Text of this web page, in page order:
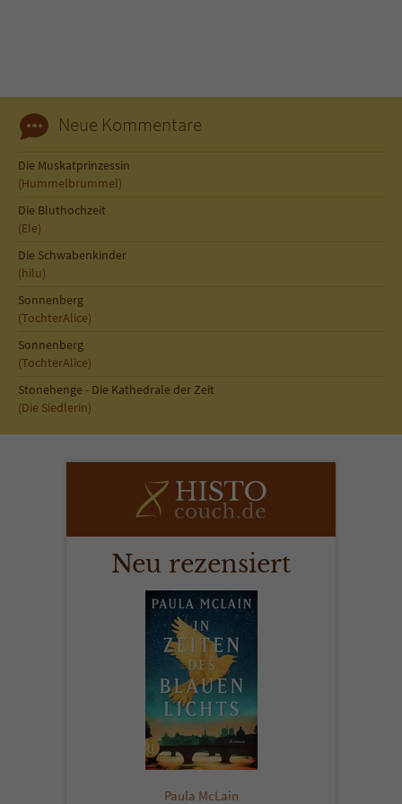
Neue Kommentare
Die Muskatprinzessin
(Hummelbrummel)
Die Bluthochzeit
(Ele)
Die Schwabenkinder
(hilu)
Sonnenberg
(TochterAlice)
Sonnenberg
(TochterAlice)
Stonehenge - Die Kathedrale der Zeit
(Die Siedlerin)
Neu rezensiert
Paula McLain